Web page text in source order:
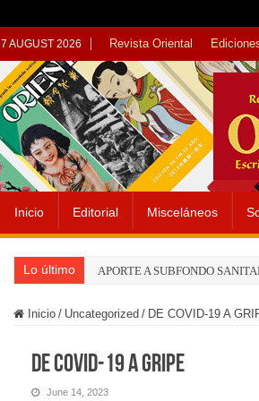
7 AUGUST 2026 Revista Oriental
Inicio Editorial Misceláneos
Lo último APORTE A SUBFONDO
Inicio / Uncategorized / DE COVID-19 A
DE COVID-19 A GRIPE
June 14, 2023